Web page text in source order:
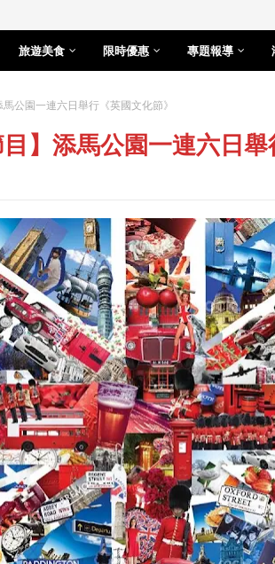
旅遊美食 限時優惠 專題報導
馬公園一連六日舉行《英國文化節》
目】添馬公園一連六日舉